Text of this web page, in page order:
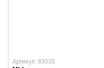
Артикул: 83035